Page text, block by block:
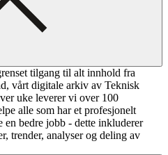
tilgang til alt innhold fra
vårt digitale arkiv av Teknisk
uke leverer vi over 100
alle som har et profesjonelt
bedre jobb - dette inkluderer
trender, analyser og deling av